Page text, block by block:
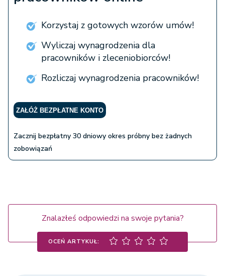
Korzystaj z gotowych wzorów umów!
Wyliczaj wynagrodzenia dla
pracowników i zleceniobiorców!
Rozliczaj wynagrodzenia pracowników!
ZAŁÓŻ BEZPŁATNE KONTO
Zacznij bezpłatny 30 dniowy okres próbny bez żadnych
zobowiązań
Znalazłeś odpowiedzi na swoje pytania?
OCEŃ ARTYKUŁ: